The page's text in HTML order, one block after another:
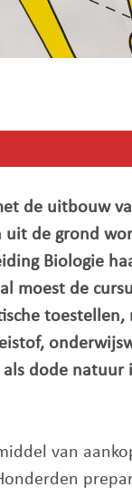
de uitbouw
de grond
Biologie
moest de
toestellen,
dode natuur
van